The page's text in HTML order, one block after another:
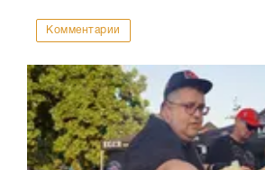
Комментарии